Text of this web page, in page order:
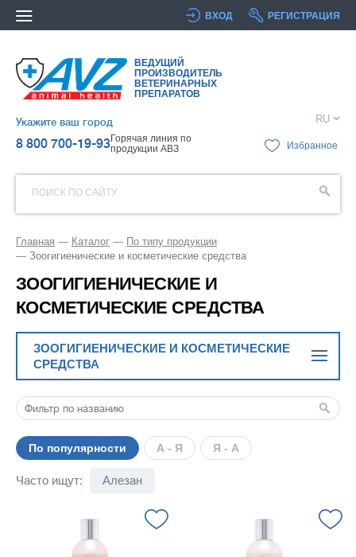
ВХОД РЕГИСТРАЦИЯ
ВЕДУЩИЙ
ПРОИЗВОДИТЕЛЬ
ВЕТЕРИНАРНЫХ
ПРЕПАРАТОВ
Укажите ваш город
8 800 700-19-93Горячая линия по
продукции АВЗ
RU
Избранное
ПОИСК ПО САЙТУ
Главная Каталог
По типу продукции
Зоогигиенические и косметические средства
ЗООГИГИЕНИЧЕСКИЕ И
КОСМЕТИЧЕСКИЕ СРЕДСТВА
ЗООГИГИЕНИЧЕСКИЕ И КОСМЕТИЧЕСКИЕ
СРЕДСТВА
По популярности А - Я Я - А
Часто ищут: Алезан